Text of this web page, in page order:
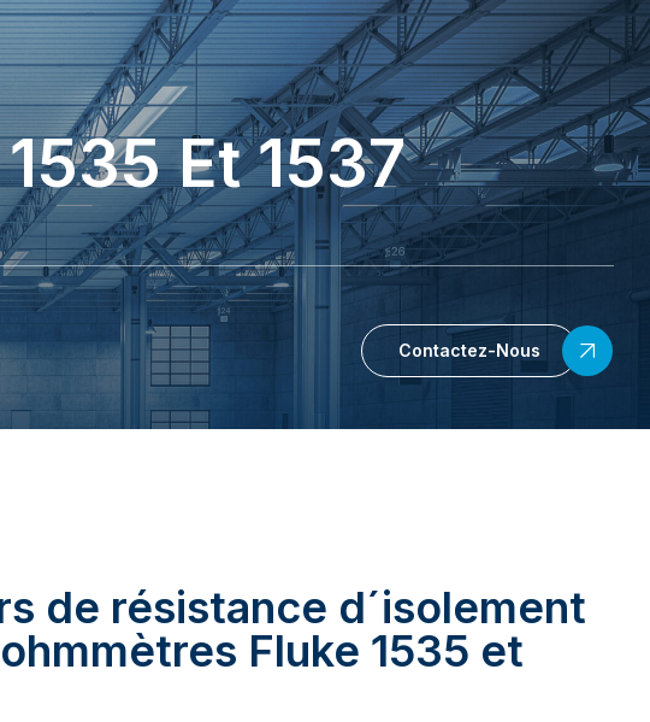
Et 1537
Contactez-Nous
de résistance d´isolement
Fluke 1535 et